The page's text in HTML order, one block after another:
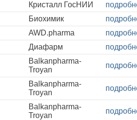
Кристалл ГосНИИ
Биохимик
AWD.pharma
Диафарм
Balkanpharma-
Troyan
Balkanpharma-
Troyan
Balkanpharma-
Troyan